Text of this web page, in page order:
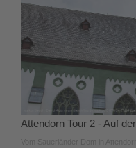
Attendorn Tour 2 - Auf
Vom Sauerländer Dom in